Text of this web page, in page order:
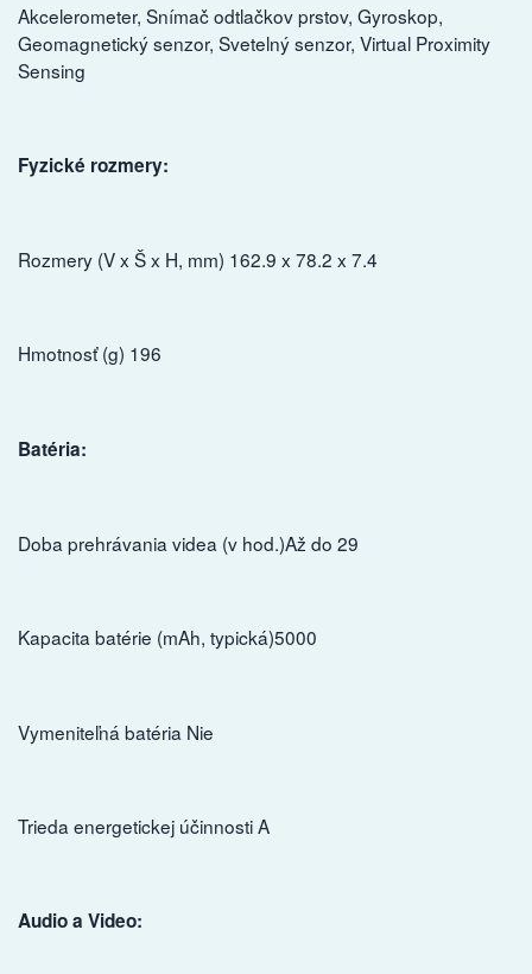
Akcelerometer, Snímač odtlačkov prstov, Gyroskop,
Geomagnetický senzor, Svetelný senzor, Virtual Proximity
Sensing
Fyzické rozmery:
Rozmery (V x Š x H, mm) 162.9 x 78.2 x 7.4
Hmotnosť (g) 196
Batéria:
Doba prehrávania videa (v hod.)Až do 29
Kapacita batérie (mAh, typická)5000
Vymeniteľná batéria Nie
Trieda energetickej účinnosti A
Audio a Video: